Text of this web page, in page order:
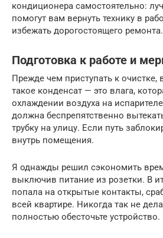
кондиционера самостоятельно:
помогут вам вернуть технику в
избежать дорогостоящего ремонта.
Подготовка к работе и
Прежде чем приступать к очистке,
такое конденсат — это влага,
охлаждении воздуха на
должна беспрепятственно
трубку на улицу. Если путь
внутрь помещения.
Я однажды решил сэкономить
выключив питание из розетки. В
попала на открытые контакты,
всей квартире. Никогда так не
полностью обесточьте устройство.